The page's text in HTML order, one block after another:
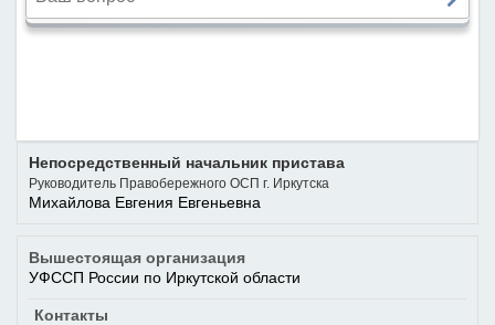
Непосредственный начальник пристава
Руководитель Правобережного ОСП г. Иркутска
Михайлова Евгения Евгеньевна
Вышестоящая организация
УФССП России по Иркутской области
Контакты